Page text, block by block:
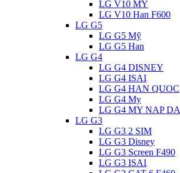
LG V10 MY
LG V10 Han F600
LG G5
LG G5 Mỹ
LG G5 Han
LG G4
LG G4 DISNEY
LG G4 ISAI
LG G4 HAN QUOC
LG G4 My
LG G4 MY NAP DA
LG G3
LG G3 2 SIM
LG G3 Disney
LG G3 Screen F490
LG G3 ISAI